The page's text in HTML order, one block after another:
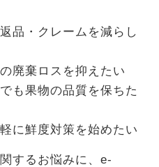
品・クレームを減らし
廃棄ロスを抑えたい
も果物の品質を保ちた
に鮮度対策を始めたい
するお悩みに、e-